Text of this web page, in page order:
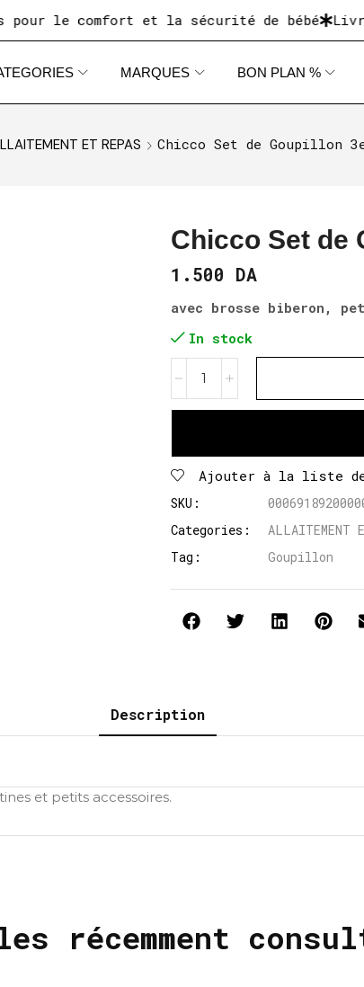
le comfort et la sécurité de bébé
MARQUES BON PLAN %
ET REPAS Chicco Set de Goupillon
Chicco Set de
1.500 DA
avec brosse biberon,
In stock
Ajouter à la liste
SKU:
Categories:
ALLAITEMENT
Tag:
Goupillon
Description
et petits accessoires.
récemment